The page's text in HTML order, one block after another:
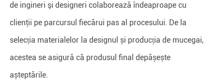
de ingineri şi designeri colaborează îndeaproape cu
clienţii pe parcursul fiecărui pas al procesului. De la
selecția materialelor la designul și producția de mucegai,
acestea se asigură că produsul final depășește
așteptările.